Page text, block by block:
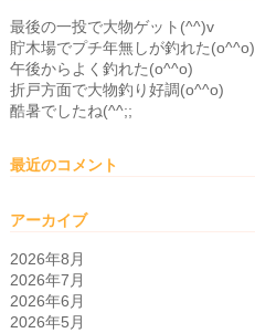
最後の一投で大物ゲット(^^)v
貯木場でプチ年無しが釣れた(o^^o)
午後からよく釣れた(o^^o)
折戸方面で大物釣り好調(o^^o)
酷暑でしたね(^^;;
最近のコメント
アーカイブ
2026年8月
2026年7月
2026年6月
2026年5月